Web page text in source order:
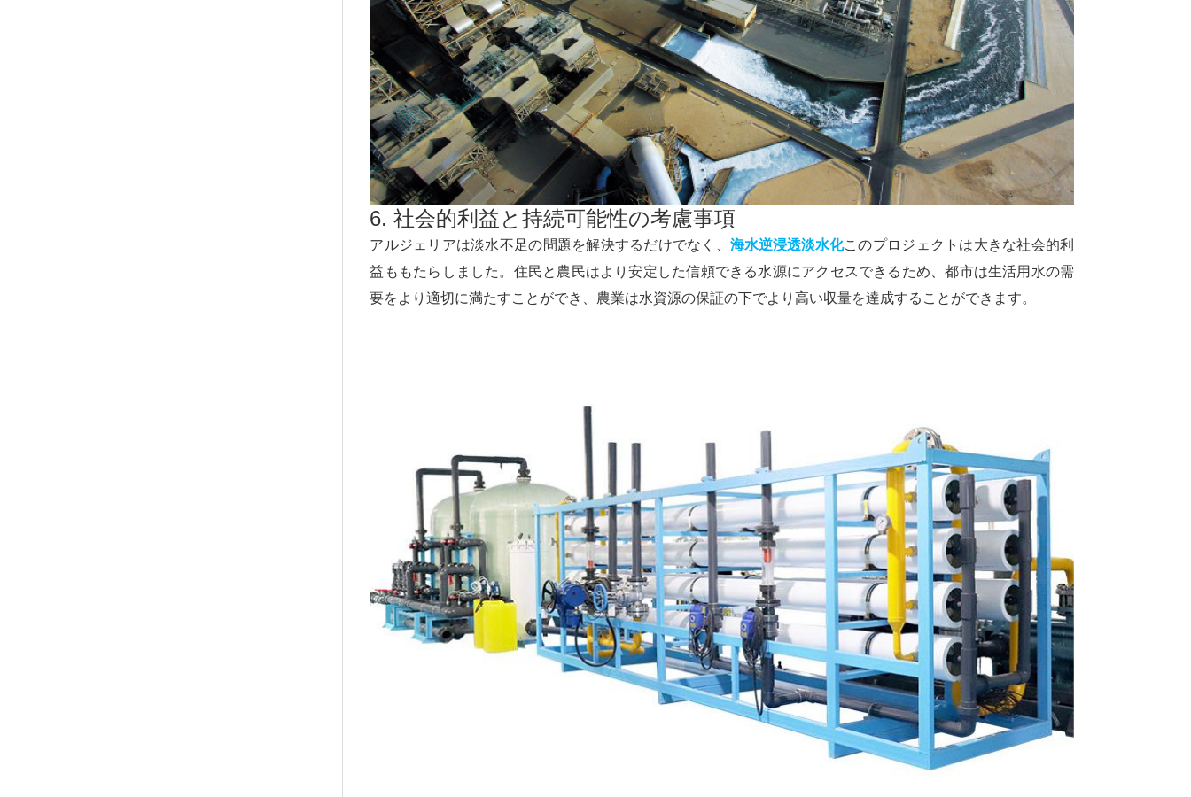
6. 社会的利益と持続可能性の考慮事項
アルジェリアは淡水不足の問題を解決するだけでなく、 海水逆浸透淡水化このプロジェクトは大きな社会的利
益ももたらしました。住民と農民はより安定した信頼できる水源にアクセスできるため、都市は生活用水の需
要をより適切に満たすことができ、農業は水資源の保証の下でより高い収量を達成することができます。